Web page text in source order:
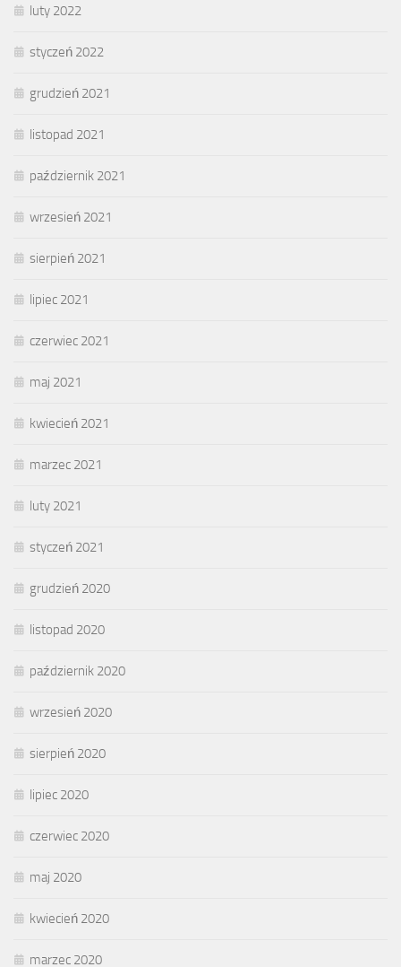
luty 2022
styczeń 2022
grudzień 2021
listopad 2021
październik 2021
wrzesień 2021
sierpień 2021
lipiec 2021
czerwiec 2021
maj 2021
kwiecień 2021
marzec 2021
luty 2021
styczeń 2021
grudzień 2020
listopad 2020
październik 2020
wrzesień 2020
sierpień 2020
lipiec 2020
czerwiec 2020
maj 2020
kwiecień 2020
marzec 2020